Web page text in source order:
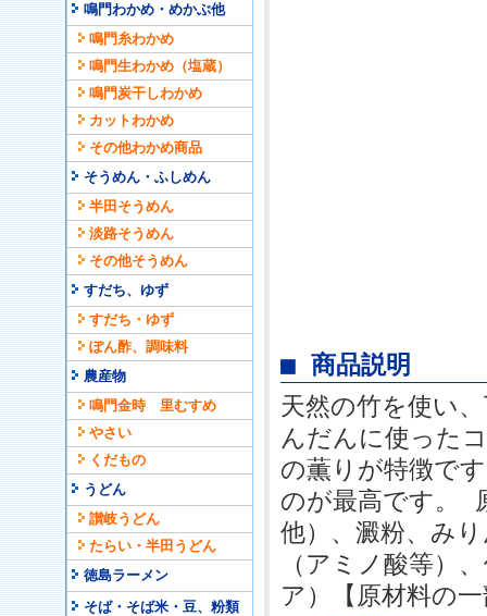
鳴門わかめ・めかぶ他
鳴門糸わかめ
鳴門生わかめ（塩蔵）
鳴門炭干しわかめ
カットわかめ
その他わかめ商品
そうめん・ふしめん
半田そうめん
淡路そうめん
その他そうめん
すだち、ゆず
すだち・ゆず
ぽん酢、調味料
農産物
鳴門金時 里むすめ
やさい
くだもの
うどん
讃岐うどん
たらい・半田うどん
徳島ラーメン
そば・そば米・豆、粉類
■ 商品説明
天然の竹を使い
んだんに使った
の薫りが特徴で
のが最高です。
他）、澱粉、み
（アミノ酸等）
ア）【原材料の